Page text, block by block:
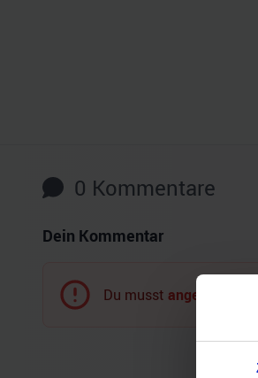
0 Kommentare
Dein Kommentar
Du musst angemeldet